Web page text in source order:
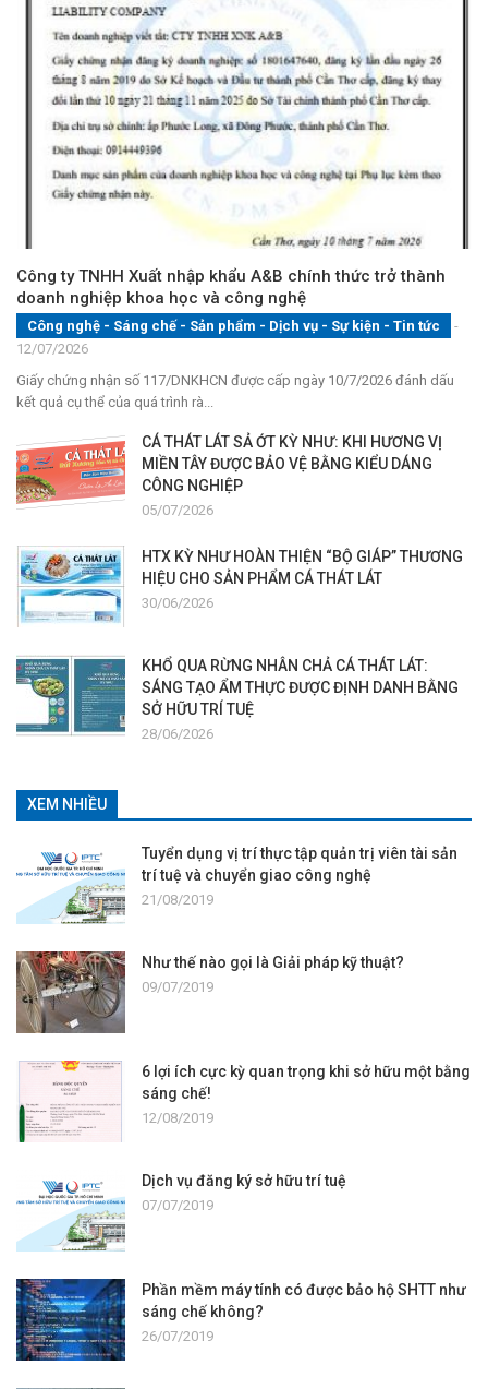
Công ty TNHH Xuất nhập khẩu A&B chính thức trở thành
doanh nghiệp khoa học và công nghệ
Công nghệ - Sáng chế - Sản phẩm - Dịch vụ - Sự kiện - Tin tức
-
12/07/2026
Giấy chứng nhận số 117/DNKHCN được cấp ngày 10/7/2026 đánh dấu
kết quả cụ thể của quá trình rà...
CÁ THÁT LÁT SẢ ỚT KỲ NHƯ: KHI HƯƠNG VỊ
MIỀN TÂY ĐƯỢC BẢO VỆ BẰNG KIỂU DÁNG
CÔNG NGHIỆP
05/07/2026
HTX KỲ NHƯ HOÀN THIỆN “BỘ GIÁP” THƯƠNG
HIỆU CHO SẢN PHẨM CÁ THÁT LÁT
30/06/2026
KHỔ QUA RỪNG NHÂN CHẢ CÁ THÁT LÁT:
SÁNG TẠO ẨM THỰC ĐƯỢC ĐỊNH DANH BẰNG
SỞ HỮU TRÍ TUỆ
28/06/2026
XEM NHIỀU
Tuyển dụng vị trí thực tập quản trị viên tài sản
trí tuệ và chuyển giao công nghệ
21/08/2019
Như thế nào gọi là Giải pháp kỹ thuật?
09/07/2019
6 lợi ích cực kỳ quan trọng khi sở hữu một bằng
sáng chế!
12/08/2019
Dịch vụ đăng ký sở hữu trí tuệ
07/07/2019
Phần mềm máy tính có được bảo hộ SHTT như
sáng chế không?
26/07/2019